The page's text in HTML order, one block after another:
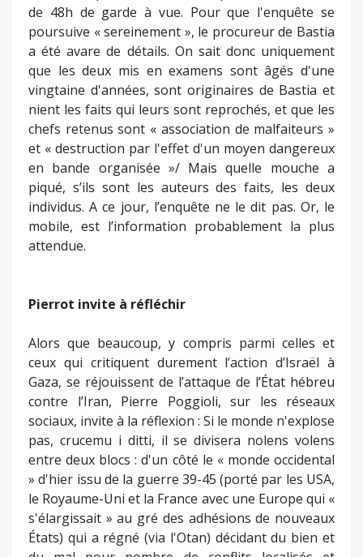
Pierrot invite à réfléchir
Alors que beaucoup, y compris parmi celles et
ceux qui critiquent durement l’action d’Israël à
Gaza, se réjouissent de l’attaque de l’État hébreu
contre l’Iran, Pierre Poggioli, sur les réseaux
sociaux, invite à la réflexion : Si le monde n'explose
pas, crucemu i ditti, il se divisera nolens volens
entre deux blocs : d'un côté le « monde occidental
» d'hier issu de la guerre 39-45 (porté par les USA,
le Royaume-Uni et la France avec une Europe qui «
du mal pour nombre de conflits localisés et
l'autre Afrique, puissances émergentes et URSS et
satellites avant la chute du Communisme, qui
n'avaient guère voix au chapitre. Mais,
aujourd'hui, le monde communiste n'est plus,
l'Union Européenne, trop élargie, n'est qu'un nain
politique et les puissances émergentes (Chine
entre-autres) sont devenues de vraies puissances
rivalisant avec les USA et n'entendant guère être
inféodées ; tandis que les conflits en Ukraine et en
Palestine le montrent, une Russie redevenue
grande puissance (atomique) et un État d'Israël